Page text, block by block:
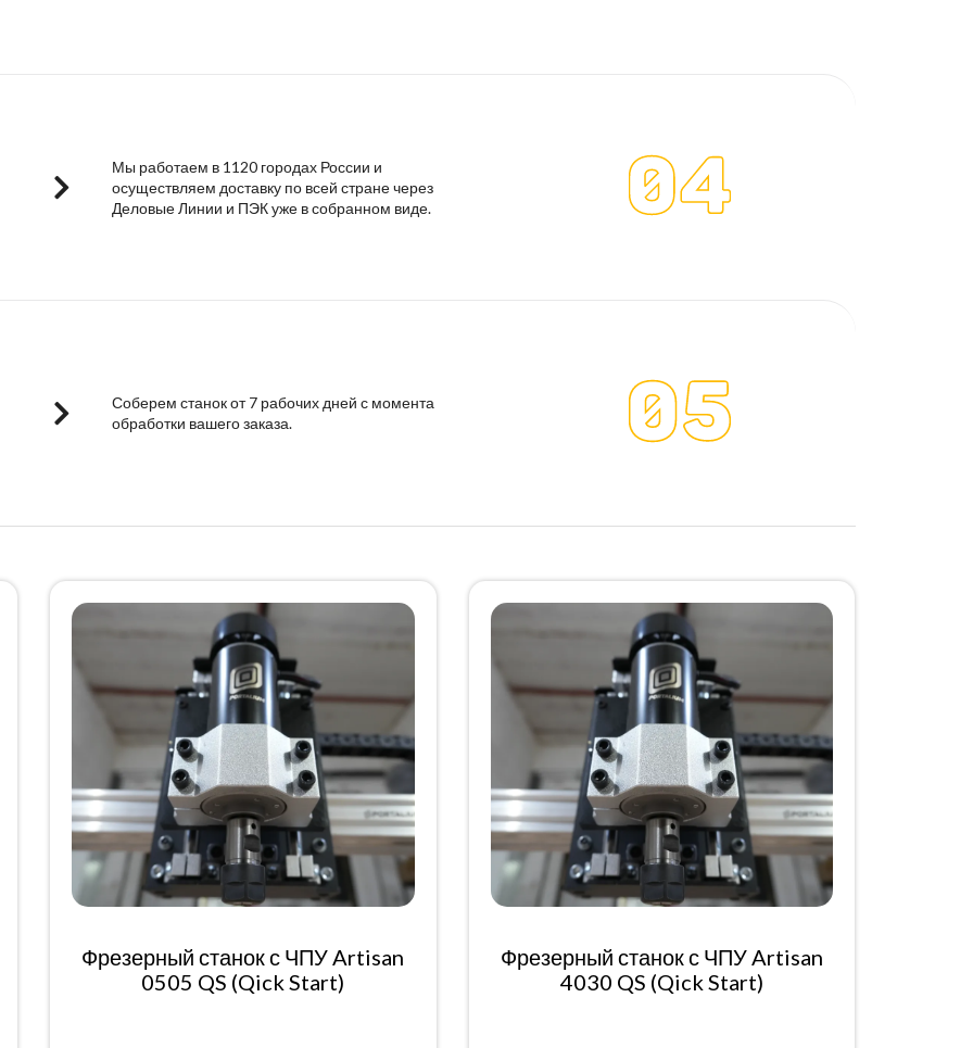
Мы работаем в 1120 городах России и
осуществляем доставку по всей стране через
Деловые Линии и ПЭК уже в собранном виде.
Соберем станок от 7 рабочих дней с момента
обработки вашего заказа.
Фрезерный станок с ЧПУ Artisan
0505 QS (Qick Start)
Фрезерный станок с ЧПУ Artisan
4030 QS (Qick Start)